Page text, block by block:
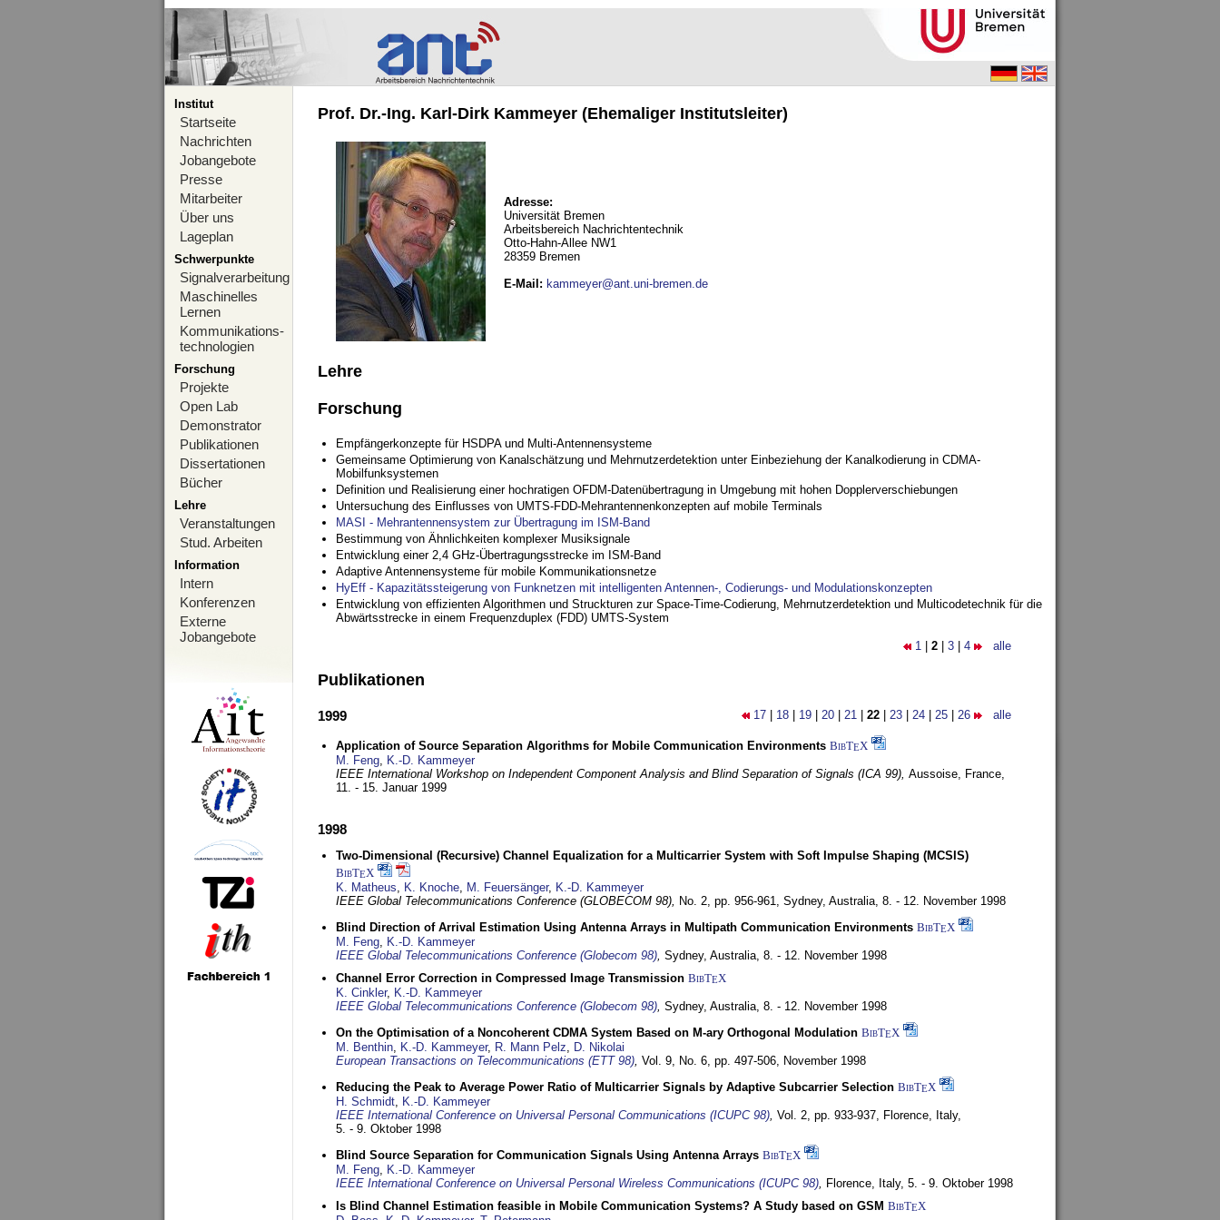
Institut
Startseite
Nachrichten
Jobangebote
Presse
Mitarbeiter
Über uns
Lageplan
Schwerpunkte
Signalverarbeitung
Maschinelles
Lernen
Kommunikations-
technologien
Forschung
Projekte
Open Lab
Demonstrator
Publikationen
Dissertationen
Bücher
Lehre
Veranstaltungen
Stud. Arbeiten
Information
Intern
Konferenzen
Externe
Jobangebote
Prof. Dr.-Ing. Karl-Dirk Kammeyer (Ehemaliger Institutsleiter)
Adresse:
Universität Bremen
Arbeitsbereich Nachrichtentechnik
Otto-Hahn-Allee NW1
28359 Bremen
E-Mail : kammeyer@ant.uni-bremen.de
Lehre
Forschung
Empfängerkonzepte für HSDPA und Multi-Antennensysteme
Gemeinsame Optimierung von Kanalschätzung und Mehrnutzerdetektion unter Einbeziehung der Kanalkodierung in CDMA-
Mobilfunksystemen
Definition und Realisierung einer hochratigen OFDM-Datenübertragung in Umgebung mit hohen Dopplerverschiebungen
Untersuchung des Einflusses von UMTS-FDD-Mehrantennenkonzepten auf mobile Terminals
MASI - Mehrantennensystem zur Übertragung im ISM-Band
Bestimmung von Ähnlichkeiten komplexer Musiksignale
Entwicklung einer 2,4 GHz-Übertragungsstrecke im ISM-Band
Adaptive Antennensysteme für mobile Kommunikationsnetze
HyEff - Kapazitätssteigerung von Funknetzen mit intelligenten Antennen-, Codierungs- und Modulationskonzepten
Entwicklung von effizienten Algorithmen und Struckturen zur Space-Time-Codierung, Mehrnutzerdetektion und Multicodetechnik für die
Abwärtsstrecke in einem Frequenzduplex (FDD) UMTS-System
1 2 3 4 alle
Publikationen
17 18 19 20 21 22 23 24 25 26 alle
1999
Application of Source Separation Algorithms for Mobile Communication Environments BibTEX
M. Feng, K.-D. Kammeyer
IEEE International Workshop on Independent Component Analysis and Blind Separation of Signals (ICA 99), Aussoise, France,
11. - 15. Januar 1999
1998
Two-Dimensional (Recursive) Channel Equalization for a Multicarrier System with Soft Impulse Shaping (MCSIS)
BibTEX
K. Matheus, K. Knoche, M. Feuersänger, K.-D. Kammeyer
IEEE Global Telecommunications Conference (GLOBECOM 98), No. 2, pp. 956-961, Sydney, Australia, 8. - 12. November 1998
Blind Direction of Arrival Estimation Using Antenna Arrays in Multipath Communication Environments BibTEX
M. Feng, K.-D. Kammeyer
IEEE Global Telecommunications Conference (Globecom 98), Sydney, Australia, 8. - 12. November 1998
Channel Error Correction in Compressed Image Transmission BibTEX
K. Cinkler, K.-D. Kammeyer
IEEE Global Telecommunications Conference (Globecom 98), Sydney, Australia, 8. - 12. November 1998
On the Optimisation of a Noncoherent CDMA System Based on M-ary Orthogonal Modulation BibTEX
M. Benthin, K.-D. Kammeyer, R. Mann Pelz, D. Nikolai
European Transactions on Telecommunications (ETT 98), Vol. 9, No. 6, pp. 497-506, November 1998
Reducing the Peak to Average Power Ratio of Multicarrier Signals by Adaptive Subcarrier Selection BibTEX
H. Schmidt, K.-D. Kammeyer
IEEE International Conference on Universal Personal Communications (ICUPC 98), Vol. 2, pp. 933-937, Florence, Italy,
5. - 9. Oktober 1998
Blind Source Separation for Communication Signals Using Antenna Arrays BibTEX
M. Feng, K.-D. Kammeyer
IEEE International Conference on Universal Personal Wireless Communications (ICUPC 98), Florence, Italy, 5. - 9. Oktober 1998
Is Blind Channel Estimation feasible in Mobile Communication Systems? A Study based on GSM BibTEX